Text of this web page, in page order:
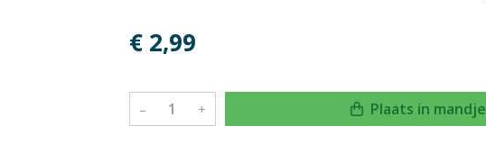
€ 2,99
– + Plaats in mandje